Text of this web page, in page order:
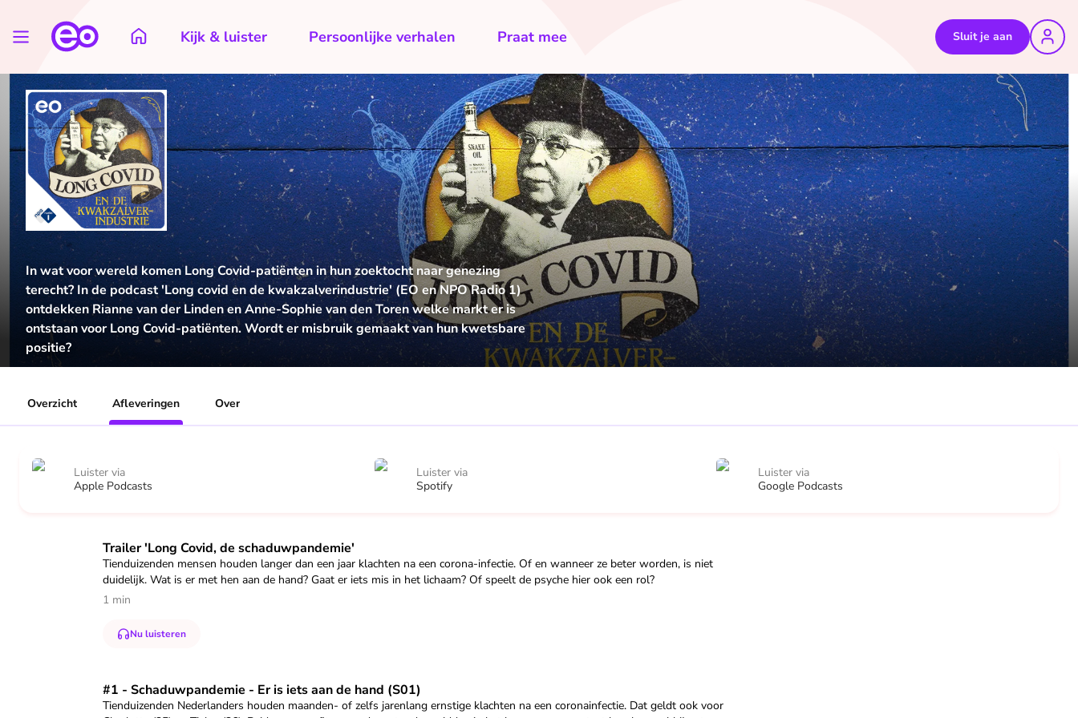
Kijk & luister Persoonlijke verhalen Praat mee Sluit je aan
In wat voor wereld komen Long Covid-patiënten in hun zoektocht naar genezing
terecht? In de podcast 'Long covid en de kwakzalverindustrie' (EO en NPO Radio 1)
ontdekken Rianne van der Linden en Anne-Sophie van den Toren welke markt er is
ontstaan voor Long Covid-patiënten. Wordt er misbruik gemaakt van hun kwetsbare
positie?
Overzicht Afleveringen Over
Luister via
Apple Podcasts
Luister via
Spotify
Luister via
Google Podcasts
Trailer 'Long Covid, de schaduwpandemie'
Tienduizenden mensen houden langer dan een jaar klachten na een corona-infectie. Of en wanneer ze beter worden, is niet
duidelijk. Wat is er met hen aan de hand? Gaat er iets mis in het lichaam? Of speelt de psyche hier ook een rol?
1 min
Nu luisteren
Speel "Trailer 'Long Covid, de schaduwpandemie'" af
#1 - Schaduwpandemie - Er is iets aan de hand (S01)
Tienduizenden Nederlanders houden maanden- of zelfs jarenlang ernstige klachten na een coronainfectie. Dat geldt ook voor
Speel "#1 - Schaduwpandemie - Er is iets aan de hand (S01)" af